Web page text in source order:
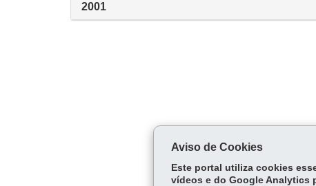
2001
Aviso de Cookies
Este portal utiliza cookies
vídeos e do Google Analytics